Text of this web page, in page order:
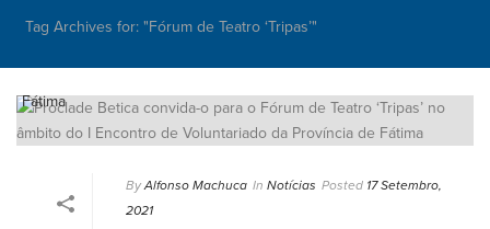
Tag Archives for: "Fórum de Teatro ‘Tripas’"
By Alfonso Machuca In Notícias Posted 17 Setembro,
2021